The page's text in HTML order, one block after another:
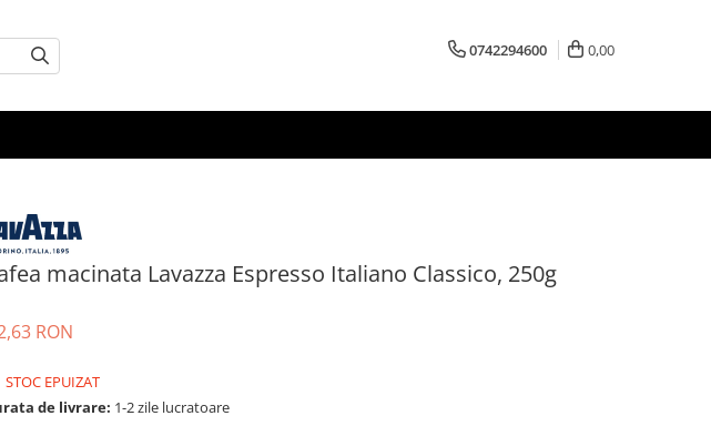
0742294600 0,00
macinata Lavazza Espresso Italiano Classico, 250g
RON
STOC EPUIZAT
de livrare: 1-2 zile lucratoare